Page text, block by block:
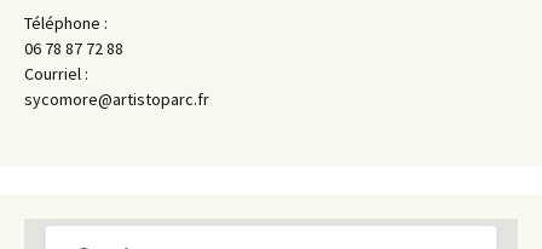
Téléphone :
06 78 87 72 88
Courriel :
sycomore@artistoparc.fr